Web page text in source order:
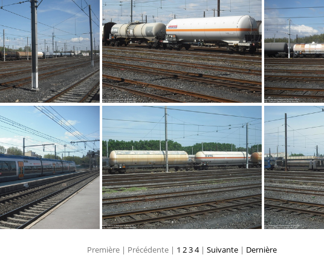
DSCF1082 DSCF1078
DSCF1092 DSCF1091
Première | Précédente | 1 234 | Suivante | Dernière